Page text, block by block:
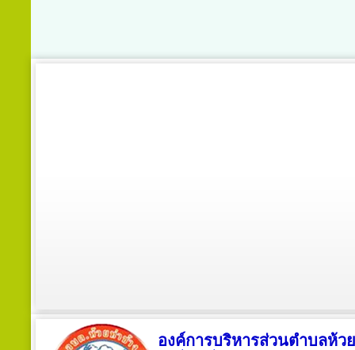
องค์การบริหารส่วนตำบลห้ว